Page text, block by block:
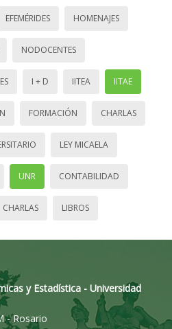
EFEMÉRIDES HOMENAJES
NODOCENTES
I + D IITEA IITAE
FORMACIÓN CHARLAS
LEY MICAELA
UNR CONTABILIDAD
CHARLAS LIBROS
y Estadística - Universidad
- Rosario